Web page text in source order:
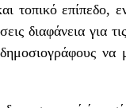
τοπικό επίπεδο,
διαφάνεια για
να